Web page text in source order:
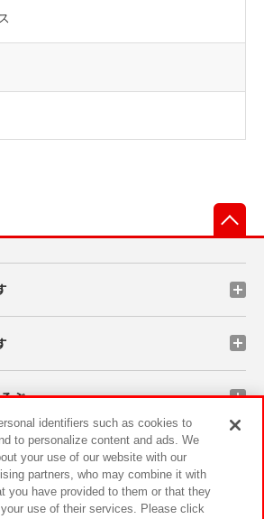
ぶ
ペーン
identifiers such as cookies to
to personalize content and ads. We
your use of our website with our
partners, who may combine it with
you have provided to them or that they
use of their services. Please click